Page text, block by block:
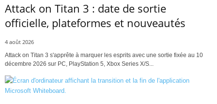
Attack on Titan 3 : date de sortie
officielle, plateformes et nouveautés
4 août 2026
Attack on Titan 3 s'apprête à marquer les esprits avec une sortie fixée au 10
décembre 2026 sur PC, PlayStation 5, Xbox Series X/S...